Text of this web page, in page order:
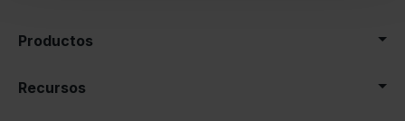
Productos
Recursos